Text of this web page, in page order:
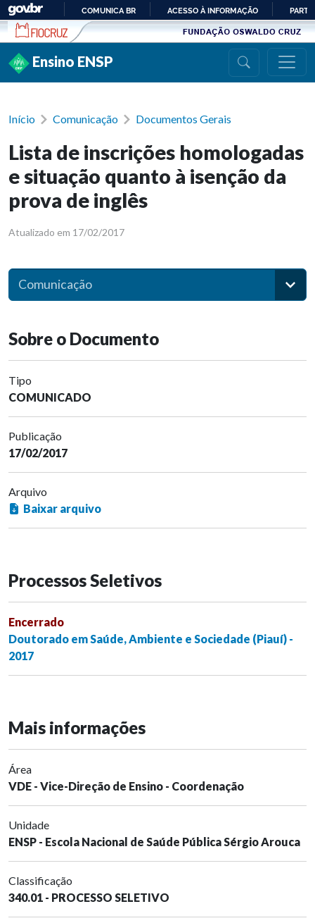
Ir para conteúdo
PARA
COMUNICA BR ACESSO À INFORMAÇÃO
Ensino ENSP
Início Comunicação Documentos Gerais
Lista de inscrições homologadas
e situação quanto à isenção da
prova de inglês
Atualizado em 17/02/2017
Comunicação
Sobre o Documento
Tipo
COMUNICADO
Publicação
17/02/2017
Arquivo
Baixar arquivo
Processos Seletivos
Encerrado
Doutorado em Saúde, Ambiente e Sociedade (Piauí) -
2017
Mais informações
Área
VDE - Vice-Direção de Ensino - Coordenação
Unidade
ENSP - Escola Nacional de Saúde Pública Sérgio Arouca
Classificação
340.01 - PROCESSO SELETIVO